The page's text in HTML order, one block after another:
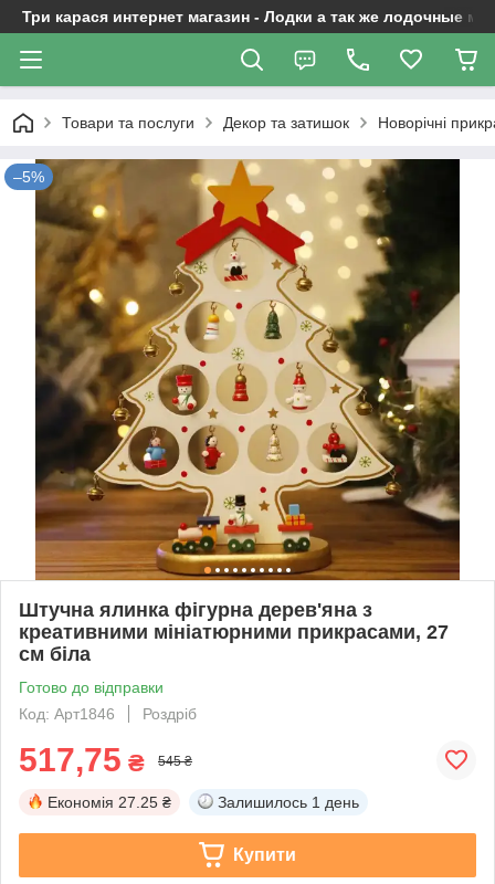
Три карася интернет магазин - Лодки а так же лодочные
Товари та послуги Декор та затишок Новорічні
–5%
Штучна ялинка фігурна дерев'яна з
креативними мініатюрними прикрасами, 27
см біла
Готово до відправки
Код: Арт1846
Роздріб
517,75 ₴ 545 ₴
Економія 27.25 ₴ Залишилось 1 день
Купити